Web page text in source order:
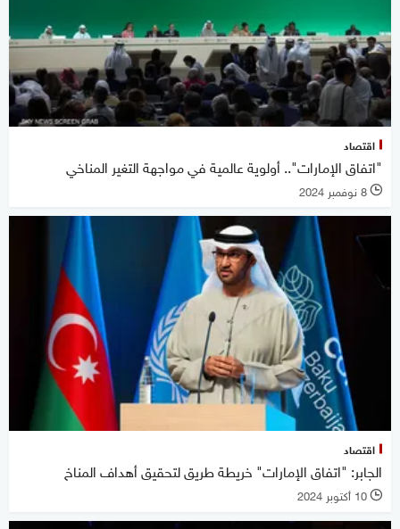
اقتصاد
"اتفاق الإمارات".. أولوية عالمية في مواجهة التغير المناخي
l 8 نوفمبر 2024
اقتصاد
الجابر: "اتفاق الإمارات" خريطة طريق لتحقيق أهداف المناخ
l 10 أكتوبر 2024